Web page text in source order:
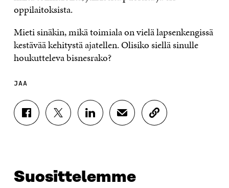
oppilaitoksista.
Mieti sinäkin, mikä toimiala on vielä lapsenkengissä
kestävää kehitystä ajatellen. Olisiko siellä sinulle
houkutteleva bisnesrako?
JAA
J
A
E
B
J
A
T
T
J
A
K
E
J
A
K
Ö
K
O
Suosittelemme